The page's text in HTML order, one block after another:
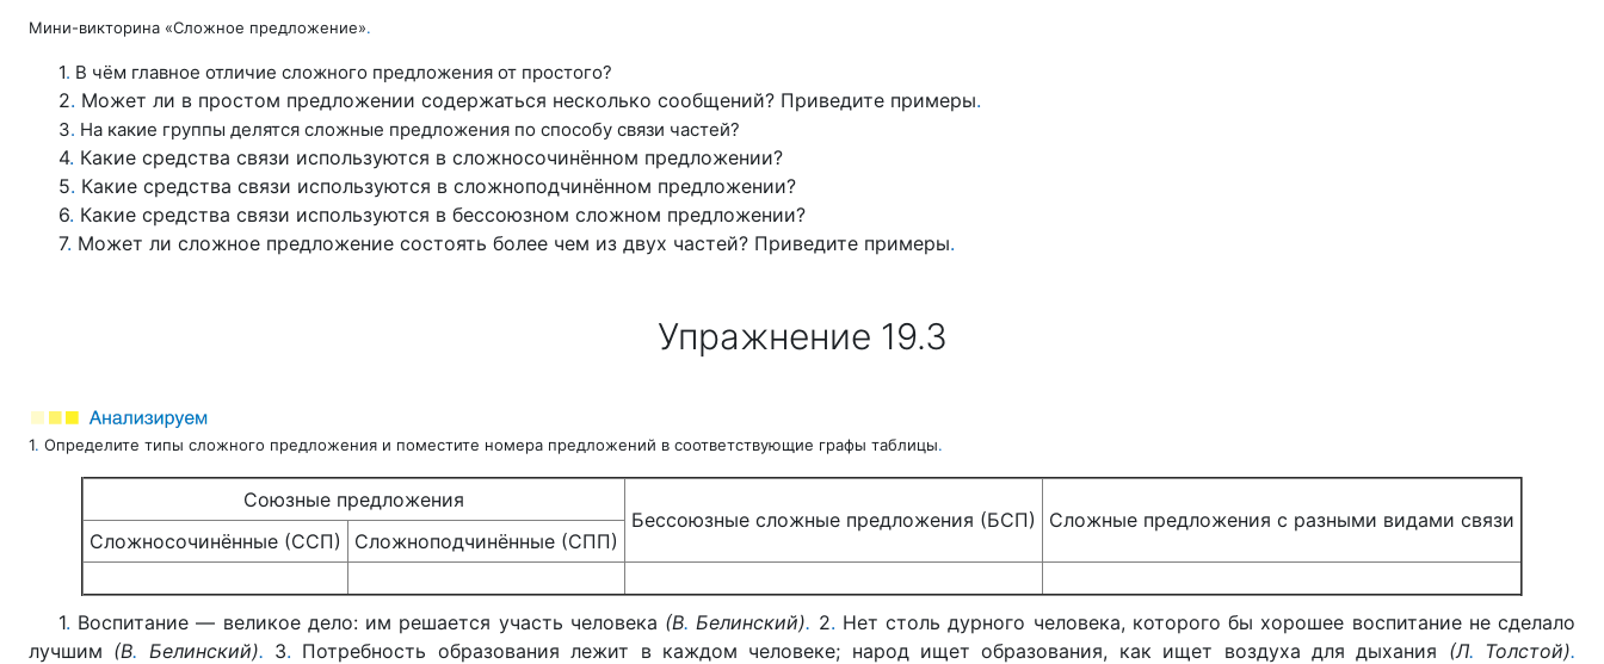
Мини-­викторина «Сложное предложение».
1. В чём главное отличие сложного предложения от простого?
2. Может ли в простом предложении содержаться несколько сообщений? Приведите примеры.
3. На какие группы делятся сложные предложения по способу связи частей?
4. Какие средства связи используются в сложносочинённом предложении?
5. Какие средства связи используются в сложноподчинённом предложении?
6. Какие средства связи используются в бессоюзном сложном предложении?
7. Может ли сложное предложение состоять более чем из двух частей? Приведите примеры.
Упражнение 19.3
1. Определите типы сложного предложения и поместите номера предложений в соответствующие графы таблицы.
Союзные предложения
Бессоюзные сложные предложения (БСП)
Сложные предложения с разными видами связи
Сложносочинённые (ССП)
Сложноподчинённые (СПП)
1. Воспитание — великое дело: им решается участь человека (В. Белинский). 2. Нет столь дурного человека, которого бы хорошее воспитание не сделало
лучшим (В. Белинский). 3. Потребность образования лежит в каждом человеке; народ ищет образования, как ищет воздуха для дыхания (Л. Толстой).